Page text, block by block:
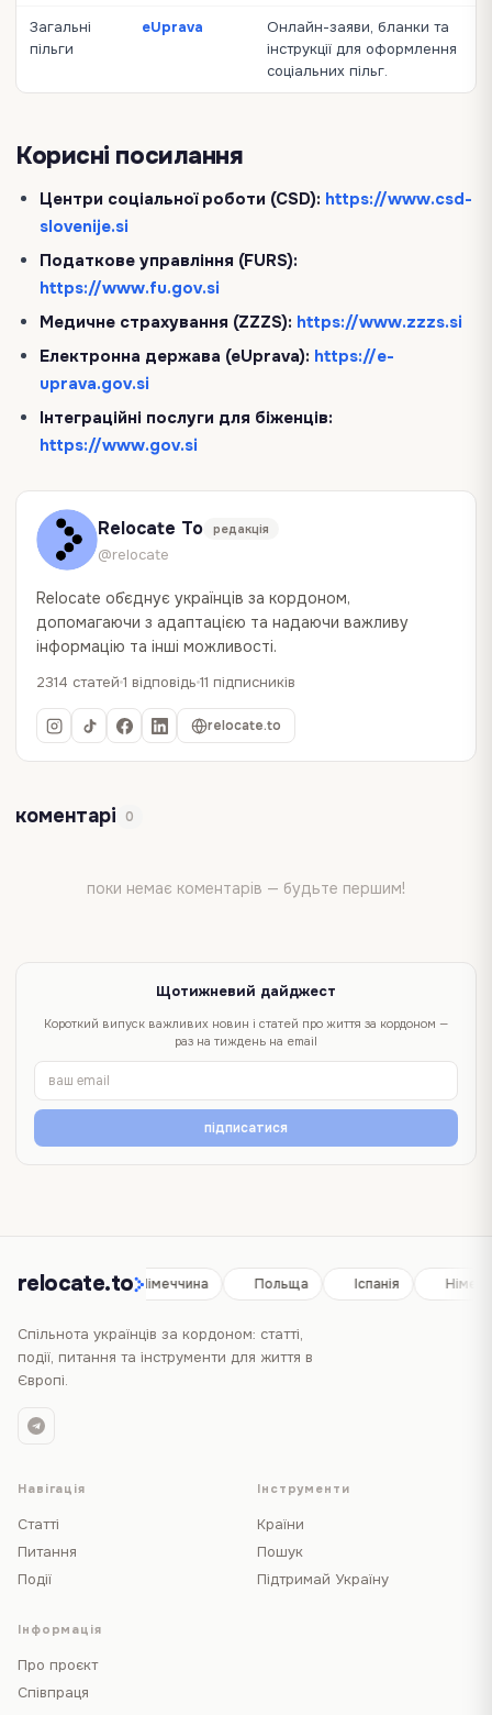
Загальні
пільги
eUprava
Онлайн-заяви, бланки та
інструкції для оформлення
соціальних пільг.
Корисні посилання
Центри соціальної роботи (CSD): https://www.csd-
slovenije.si
Податкове управління (FURS):
https://www.fu.gov.si
Медичне страхування (ZZZS): https://www.zzzs.si
Електронна держава (eUprava): https://e-
uprava.gov.si
Інтеграційні послуги для біженців:
https://www.gov.si
Relocate To редакція
@relocate
Relocate об`єднує українців за кордоном,
допомагаючи з адаптацією та надаючи важливу
інформацію та інші можливості.
2314 статей 1 відповідь 11 підписників
relocate.to
коментарі 0
поки немає коментарів — будьте першим!
Щотижневий дайджест
Короткий випуск важливих новин і статей про життя за кордоном —
раз на тиждень на email
підписатися
relocate.to
Іспанія Німеччина Польща Іспанія
Спільнота українців за кордоном: статті,
події, питання та інструменти для життя в
Європі.
Навігація
Статті
Питання
Події
Інструменти
Країни
Пошук
Підтримай Україну
Інформація
Про проєкт
Співпраця